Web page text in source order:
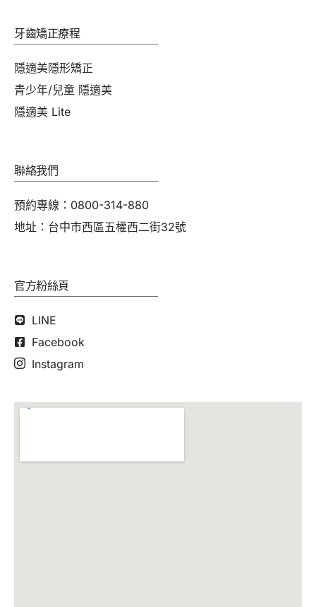
牙齒矯正療程
隱適美隱形矯正
青少年/兒童 隱適美
隱適美 Lite
聯絡我們
預約專線：0800-314-880
地址：台中市西區五權西二街32號
官方粉絲頁
LINE
Facebook
Instagram